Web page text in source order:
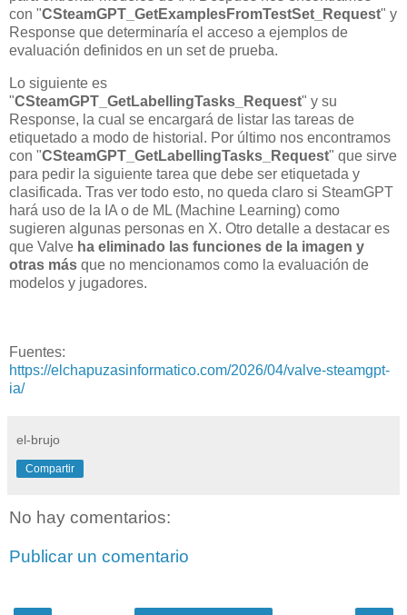
con "CSteamGPT_GetExamplesFromTestSet_Request" y
Response que determinaría el acceso a ejemplos de
evaluación definidos en un set de prueba.
Lo siguiente es
"CSteamGPT_GetLabellingTasks_Request" y su
Response, la cual se encargará de listar las tareas de
etiquetado a modo de historial. Por último nos encontramos
con "CSteamGPT_GetLabellingTasks_Request" que sirve
para pedir la siguiente tarea que debe ser etiquetada y
clasificada. Tras ver todo esto, no queda claro si SteamGPT
hará uso de la IA o de ML (Machine Learning) como
sugieren algunas personas en X. Otro detalle a destacar es
que Valve ha eliminado las funciones de la imagen y
otras más que no mencionamos como la evaluación de
modelos y jugadores.
Fuentes:
https://elchapuzasinformatico.com/2026/04/valve-steamgpt-
ia/
el-brujo
Compartir
No hay comentarios:
Publicar un comentario